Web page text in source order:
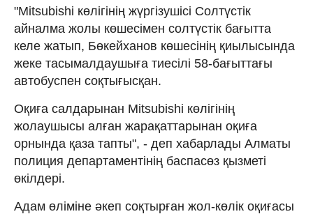
"Mitsubishi көлігінің жүргізушісі Солтүстік
айналма жолы көшесімен солтүстік бағытта
келе жатып, Бөкейханов көшесінің қиылысында
жеке тасымалдаушыға тиесілі 58-бағыттағы
автобуспен соқтығысқан.
Оқиға салдарынан Mitsubishi көлігінің
жолаушысы алған жарақаттарынан оқиға
орнында қаза тапты", - деп хабарлады Алматы
полиция департаментінің баспасөз қызметі
өкілдері.
Адам өліміне әкеп соқтырған жол-көлік оқиғасы